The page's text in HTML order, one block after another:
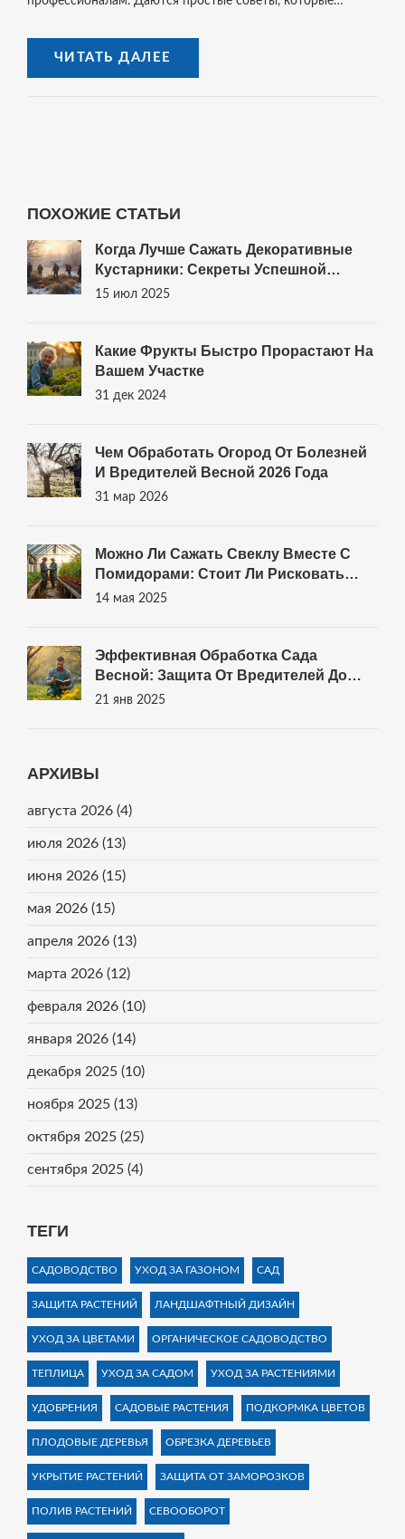
профессии. Приведены интересные факты и примеры из
жизни. Практические рекомендации пригодятся каждому,
кто сталкивался с оформлением участков.
ЧИТАТЬ ДАЛЕЕ
ПОХОЖИЕ СТАТЬИ
Когда Лучше Сажать Декоративные
Кустарники: Секреты Успешной
Посадки Для Вашего Сада
15 июл 2025
Какие Фрукты Быстро Прорастают На
Вашем Участке
31 дек 2024
Чем Обработать Огород От Болезней
И Вредителей Весной 2026 Года
31 мар 2026
Можно Ли Сажать Свеклу Вместе С
Помидорами: Стоит Ли Рисковать
Урожаем?
14 мая 2025
Эффективная Обработка Сада
Весной: Защита От Вредителей До
Распускания Почек
21 янв 2025
АРХИВЫ
августа 2026 (4)
июля 2026 (13)
июня 2026 (15)
мая 2026 (15)
апреля 2026 (13)
марта 2026 (12)
февраля 2026 (10)
января 2026 (14)
декабря 2025 (10)
ноября 2025 (13)
октября 2025 (25)
сентября 2025 (4)
ТЕГИ
САДОВОДСТВО УХОД ЗА ГАЗОНОМ САД
ЗАЩИТА РАСТЕНИЙ ЛАНДШАФТНЫЙ ДИЗАЙН
УХОД ЗА ЦВЕТАМИ ОРГАНИЧЕСКОЕ САДОВОДСТВО
ТЕПЛИЦА УХОД ЗА САДОМ УХОД ЗА РАСТЕНИЯМИ
УДОБРЕНИЯ САДОВЫЕ РАСТЕНИЯ ПОДКОРМКА ЦВЕТОВ
ПЛОДОВЫЕ ДЕРЕВЬЯ ОБРЕЗКА ДЕРЕВЬЕВ
УКРЫТИЕ РАСТЕНИЙ ЗАЩИТА ОТ ЗАМОРОЗКОВ
ПОЛИВ РАСТЕНИЙ СЕВООБОРОТ